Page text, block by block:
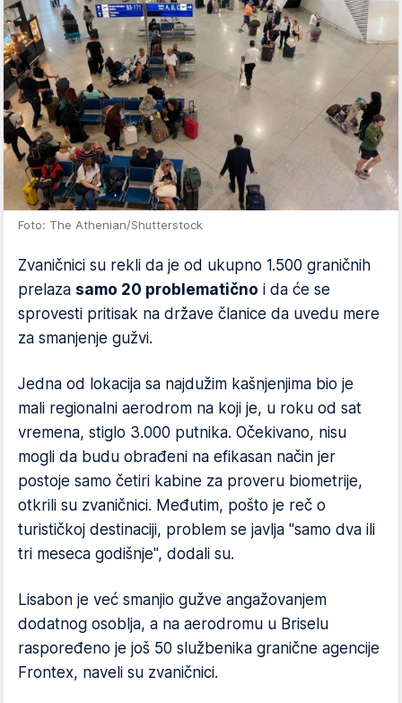
Foto: The Athenian/Shutterstock
Zvaničnici su rekli da je od ukupno 1.500 graničnih
prelaza samo 20 problematično i da će se
sprovesti pritisak na države članice da uvedu mere
za smanjenje gužvi.
Jedna od lokacija sa najdužim kašnjenjima bio je
mali regionalni aerodrom na koji je, u roku od sat
vremena, stiglo 3.000 putnika. Očekivano, nisu
mogli da budu obrađeni na efikasan način jer
postoje samo četiri kabine za proveru biometrije,
otkrili su zvaničnici. Međutim, pošto je reč o
turističkoj destinaciji, problem se javlja "samo dva ili
tri meseca godišnje", dodali su.
Lisabon je već smanjio gužve angažovanjem
dodatnog osoblja, a na aerodromu u Briselu
raspoređeno je još 50 službenika granične agencije
Frontex, naveli su zvaničnici.